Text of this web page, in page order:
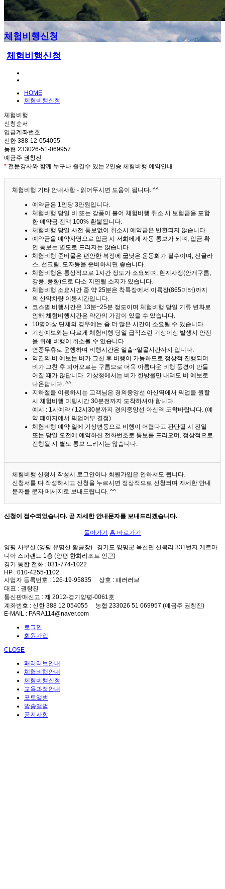
체험비행신청
체험비행신청
HOME
체험비행신청
체험비행
신청순서
입금계좌번호
신한 388-12-054055
농협 233026-51-069957
예금주 권창진
* 전문강사와 함께 누구나 즐길수 있는 2인승 체험비행 예약안내
체험비행 기타 안내사항 - 읽어두시면 도움이 됩니다. ^^
예약금은 1인당 3만원입니다.
체험비행 당일 비 또는 강풍이 불어 체험비행 취소 시 보험금을 포함
한 예약금 전액 100% 환불됩니다.
체험비행 당일 사전 통보없이 취소시 예약금은 반환되지 않습니다.
예약금을 예약자명으로 입금 시 저희에게 자동 통보가 되며, 입금 확
인 통보는 별도로 드리지는 않습니다.
체험비행 준비물은 편안한 복장에 굽낮은 운동화가 필수이며, 선글라
스, 선크림, 모자등을 준비하시면 좋습니다.
체험비행은 통상적으로 1시간 정도가 소요되며, 현지사정(안개구름,
강풍, 풍향)으로 다소 지연될 소지가 있습니다.
체험비행 소요시간 중 약 25분은 착륙장에서 이륙장(865미터)까지
의 산악차량 이동시간입니다.
코스별 비행시간은 13분~25분 정도이며 체험비행 당일 기류 변화로
인해 체험비행시간은 약간의 가감이 있을 수 있습니다.
10명이상 단체의 경우에는 좀 더 많은 시간이 소요될 수 있습니다.
기상예보와는 다르게 체험비행 당일 급작스런 기상이상 발생시 안전
을 위해 비행이 취소될 수 있습니다.
연중무휴로 운행하며 비행시간은 일출~일몰시간까지 입니다.
약간의 비 예보는 비가 그친 후 비행이 가능하므로 정상적 진행되며
비가 그친 후 피어오르는 구름으로 더욱 아름다운 비행 풍경이 만들
어질 때가 많답니다. 기상청에서는 비가 한방울만 내려도 비 예보로
나온답니다. ^^
지하철을 이용하시는 고객님은 경의중앙선 아신역에서 픽업을 원할
시 체험비행 미팅시간 30분전까지 도착하셔야 합니다.
예시 : 1시예약 / 12시30분까지 경의중앙선 아신역 도착바랍니다. (예
약 페이지에서 픽업여부 결정)
체험비행 예약 일에 기상변동으로 비행이 어렵다고 판단될 시 전일
또는 당일 오전에 예약하신 전화번호로 통보를 드리오며, 정상적으로
진행될 시 별도 통보 드리지는 않습니다.
체험비행 신청서 작성시 로그인이나 회원가입은 안하셔도 됩니다.
신청서를 다 작성하시고 신청을 누르시면 정상적으로 신청되며 자세한 안내
문자를 문자 메세지로 보내드립니다. ^^
신청이 접수되었습니다. 곧 자세한 안내문자를 보내드리겠습니다.
돌아가기 홈 바로가기
양평 사무실 (양평 유명산 활공장) : 경기도 양평군 옥천면 신복리 331번지 게르마
니아 스파랜드 1층 (양평 한화리조트 인근)
경기 통합 전화 : 031-774-1022
HP : 010-4255-1102
사업자 등록번호 : 126-19-95835 상호 : 패러러브
대표 : 권창진
통신판매신고 : 제 2012-경기양평-0061호
계좌번호 : 신한 388 12 054055 농협 233026 51 069957 (예금주 권창진)
E-MAIL : PARA114@naver.com
로그인
회원가입
CLOSE
패러러브안내
체험비행안내
체험비행신청
교육과정안내
포토앨범
방송앨범
공지사항